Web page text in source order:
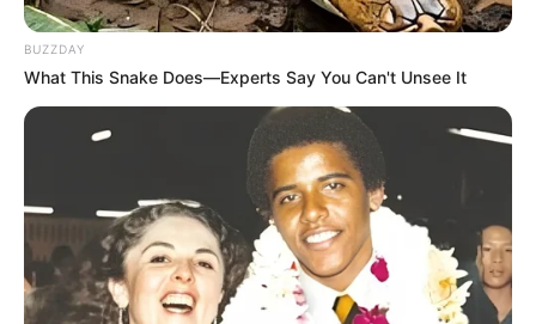
BUZZDAY
What This Snake Does—Experts Say You Can't Unsee It